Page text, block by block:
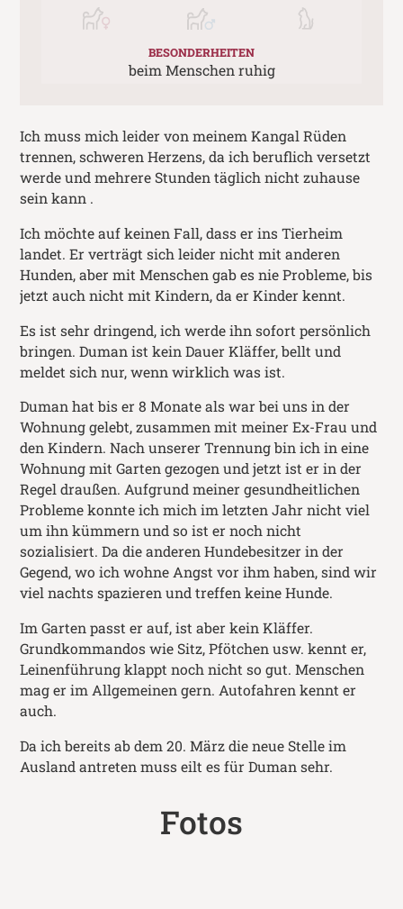
Ich muss mich leider von meinem Kangal Rüden
trennen, schweren Herzens, da ich beruflich versetzt
werde und mehrere Stunden täglich nicht zuhause
sein kann .
Ich möchte auf keinen Fall, dass er ins Tierheim
landet. Er verträgt sich leider nicht mit anderen
Hunden, aber mit Menschen gab es nie Probleme, bis
jetzt auch nicht mit Kindern, da er Kinder kennt.
Es ist sehr dringend, ich werde ihn sofort persönlich
bringen. Duman ist kein Dauer Kläffer, bellt und
meldet sich nur, wenn wirklich was ist.
Duman hat bis er 8 Monate als war bei uns in der
Wohnung gelebt, zusammen mit meiner Ex-Frau und
den Kindern. Nach unserer Trennung bin ich in eine
Wohnung mit Garten gezogen und jetzt ist er in der
Regel draußen. Aufgrund meiner gesundheitlichen
Probleme konnte ich mich im letzten Jahr nicht viel
um ihn kümmern und so ist er noch nicht
sozialisiert. Da die anderen Hundebesitzer in der
Gegend, wo ich wohne Angst vor ihm haben, sind wir
viel nachts spazieren und treffen keine Hunde.
Im Garten passt er auf, ist aber kein Kläffer.
Grundkommandos wie Sitz, Pfötchen usw. kennt er,
Leinenführung klappt noch nicht so gut. Menschen
mag er im Allgemeinen gern. Autofahren kennt er
auch.
Da ich bereits ab dem 20. März die neue Stelle im
Ausland antreten muss eilt es für Duman sehr.
BESONDERHEITEN
beim Menschen ruhig
Fotos